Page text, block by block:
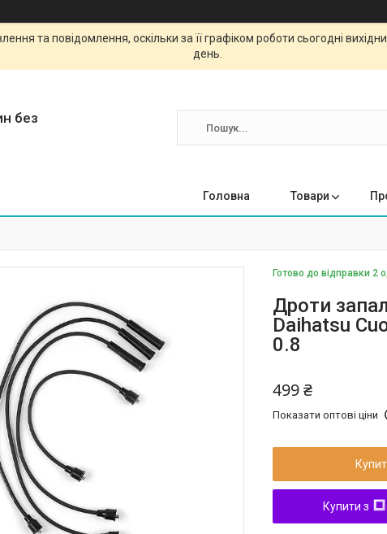
та повідомлення, оскільки за її графіком роботи сьогодні
день.
без
Головна Товари
Готово до відправки 2
Дроти
Daihatsu
0.8
499 ₴
Показати оптові ціни
Купити з